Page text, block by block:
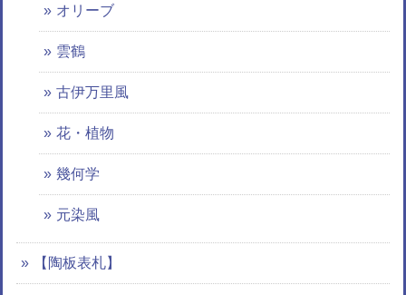
オリーブ
雲鶴
古伊万里風
花・植物
幾何学
元染風
【陶板表札】